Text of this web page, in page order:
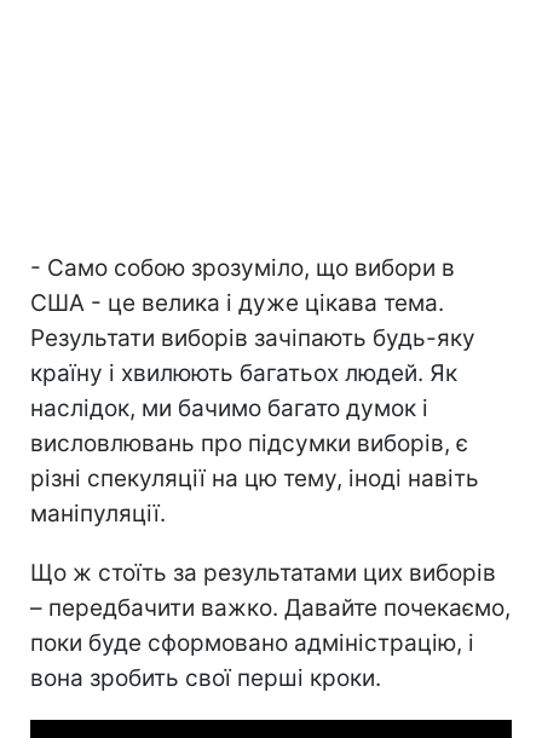
- Само собою зрозуміло, що вибори в
США - це велика і дуже цікава тема.
Результати виборів зачіпають будь-яку
країну і хвилюють багатьох людей. Як
наслідок, ми бачимо багато думок і
висловлювань про підсумки виборів, є
різні спекуляції на цю тему, іноді навіть
маніпуляції.
Що ж стоїть за результатами цих виборів
– передбачити важко. Давайте почекаємо,
поки буде сформовано адміністрацію, і
вона зробить свої перші кроки.